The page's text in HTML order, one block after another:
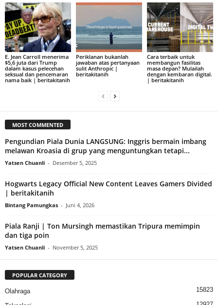
E. Jean Carroll menerima
$5,6 juta dari Trump
dalam kasus pelecehan
seksual dan pencemaran
nama baik | beritakitanih
Periklanan bukanlah
jawaban atas pertanyaan
sulit Anthropic |
beritakitanih
Cara terbaik untuk
membangun fasilitas
masa depan? Mulailah
dengan kembaran digital.
| beritakitanih
MOST COMMENTED
Pengundian Piala Dunia LANGSUNG: Inggris bermain imbang
melawan Kroasia di grup yang menguntungkan tetapi...
Yatsen Chuanli - Desember 5, 2025
Hogwarts Legacy Official New Content Leaves Gamers Divided
| beritakitanih
Bintang Pamungkas - Juni 4, 2026
Piala Ranji | Ton Mursingh memastikan Tripura memimpin
dan tiga poin
Yatsen Chuanli - November 5, 2025
POPULAR CATEGORY
Olahraga 15823